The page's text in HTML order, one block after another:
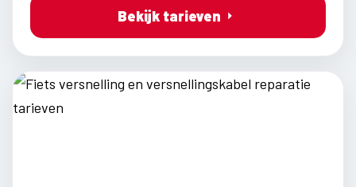
Bekijk tarieven